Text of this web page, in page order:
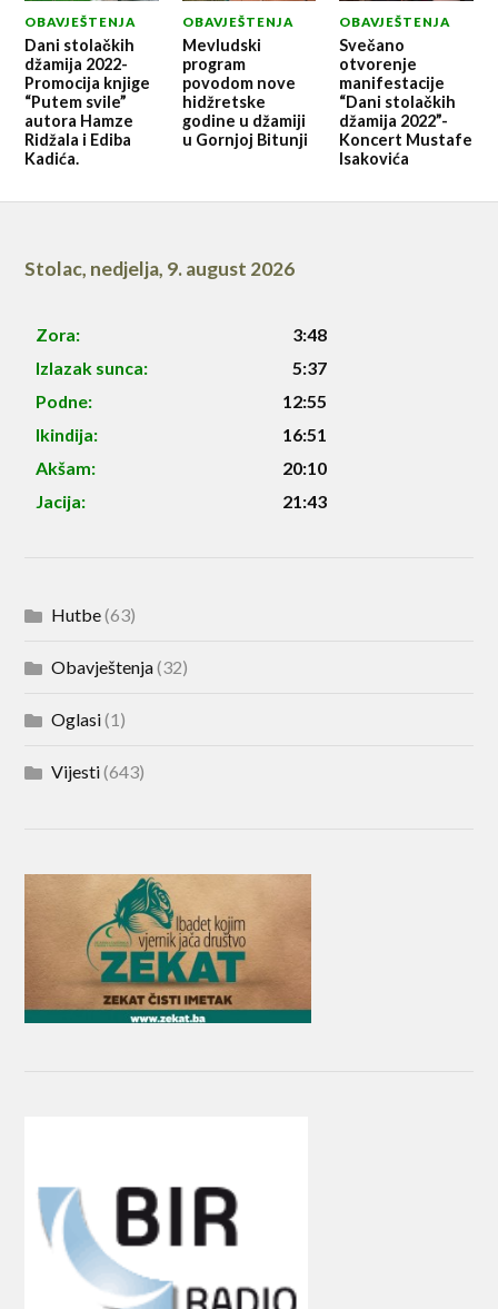
OBAVJEŠTENJA
Dani stolačkih
džamija 2022-
Promocija knjige
“Putem svile”
autora Hamze
Ridžala i Ediba
Kadića.
OBAVJEŠTENJA
Mevludski
program
povodom nove
hidžretske
godine u džamiji
u Gornjoj Bitunji
OBAVJEŠTENJA
Svečano
otvorenje
manifestacije
“Dani stolačkih
džamija 2022”-
Koncert Mustafe
Isakovića
Stolac, nedjelja, 9. august 2026
Zora:
3:48
Izlazak sunca:
5:37
Podne:
12:55
Ikindija:
16:51
Akšam:
20:10
Jacija:
21:43
Hutbe(63)
Obavještenja(32)
Oglasi(1)
Vijesti(643)